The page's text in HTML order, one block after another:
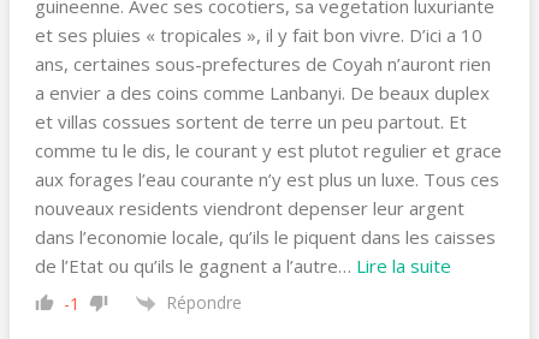
guineenne. Avec ses cocotiers, sa vegetation luxuriante
et ses pluies « tropicales », il y fait bon vivre. D’ici a 10
ans, certaines sous-prefectures de Coyah n’auront rien
a envier a des coins comme Lanbanyi. De beaux duplex
et villas cossues sortent de terre un peu partout. Et
comme tu le dis, le courant y est plutot regulier et grace
aux forages l’eau courante n’y est plus un luxe. Tous ces
nouveaux residents viendront depenser leur argent
dans l’economie locale, qu’ils le piquent dans les caisses
de l’Etat ou qu’ils le gagnent a l’autre… Lire la suite
-1 Répondre